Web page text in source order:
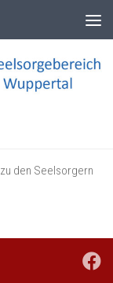
den Seelsorgern